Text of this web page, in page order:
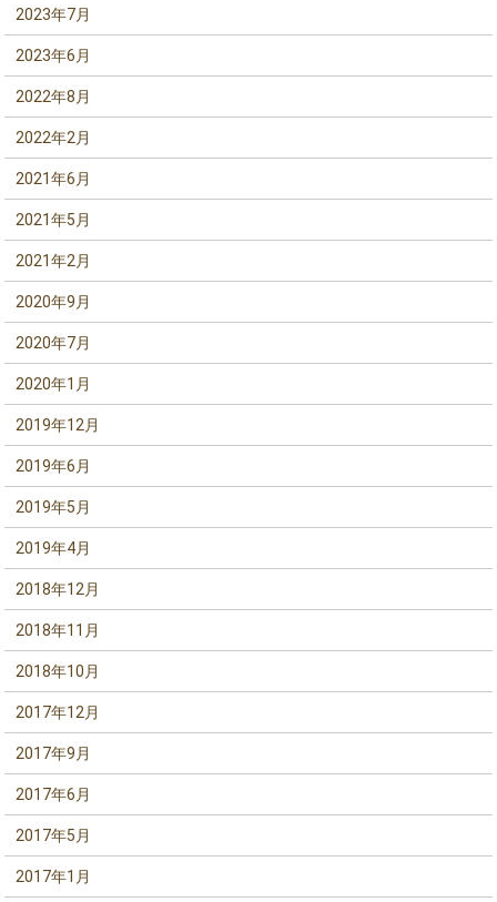
2023年7月
2023年6月
2022年8月
2022年2月
2021年6月
2021年5月
2021年2月
2020年9月
2020年7月
2020年1月
2019年12月
2019年6月
2019年5月
2019年4月
2018年12月
2018年11月
2018年10月
2017年12月
2017年9月
2017年6月
2017年5月
2017年1月